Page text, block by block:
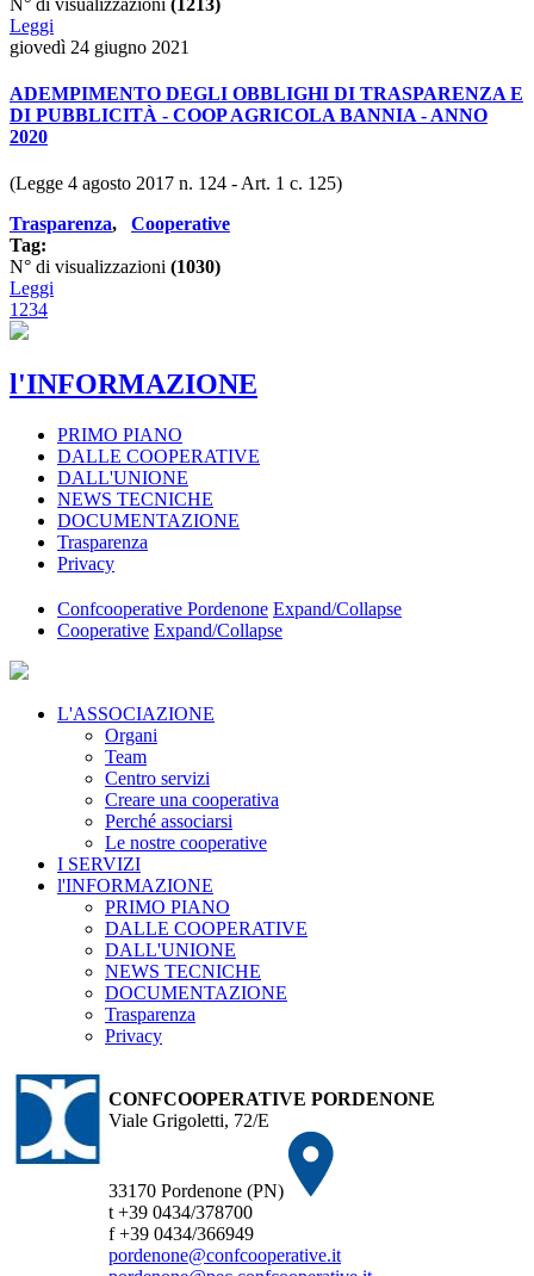
N° di visualizzazioni (1213)
Leggi
giovedì 24 giugno 2021
ADEMPIMENTO DEGLI OBBLIGHI DI TRASPARENZA E
DI PUBBLICITÀ - COOP AGRICOLA BANNIA - ANNO
2020
(Legge 4 agosto 2017 n. 124 - Art. 1 c. 125)
Trasparenza, Cooperative
Tag:
N° di visualizzazioni (1030)
Leggi
1234
l'INFORMAZIONE
PRIMO PIANO
DALLE COOPERATIVE
DALL'UNIONE
NEWS TECNICHE
DOCUMENTAZIONE
Trasparenza
Privacy
Confcooperative Pordenone Expand/Collapse
Cooperative Expand/Collapse
L'ASSOCIAZIONE
Organi
Team
Centro servizi
Creare una cooperativa
Perché associarsi
Le nostre cooperative
I SERVIZI
l'INFORMAZIONE
PRIMO PIANO
DALLE COOPERATIVE
DALL'UNIONE
NEWS TECNICHE
DOCUMENTAZIONE
Trasparenza
Privacy
CONFCOOPERATIVE PORDENONE
Viale Grigoletti, 72/E
33170 Pordenone (PN)
t +39 0434/378700
f +39 0434/366949
pordenone@confcooperative.it